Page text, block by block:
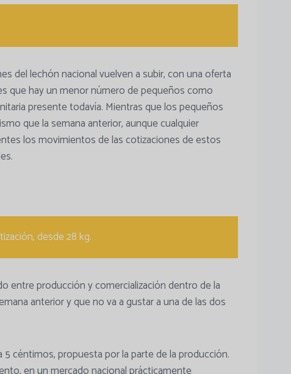
del lechón nacional vuelven a subir, con una oferta
que hay un menor número de pequeños como
presente todavía. Mientras que los pequeños
que la semana anterior, aunque cualquier
los movimientos de las cotizaciones de estos
desde 28 kg.
entre producción y comercialización dentro de la
anterior y que no va a gustar a una de las dos
céntimos, propuesta por la parte de la producción.